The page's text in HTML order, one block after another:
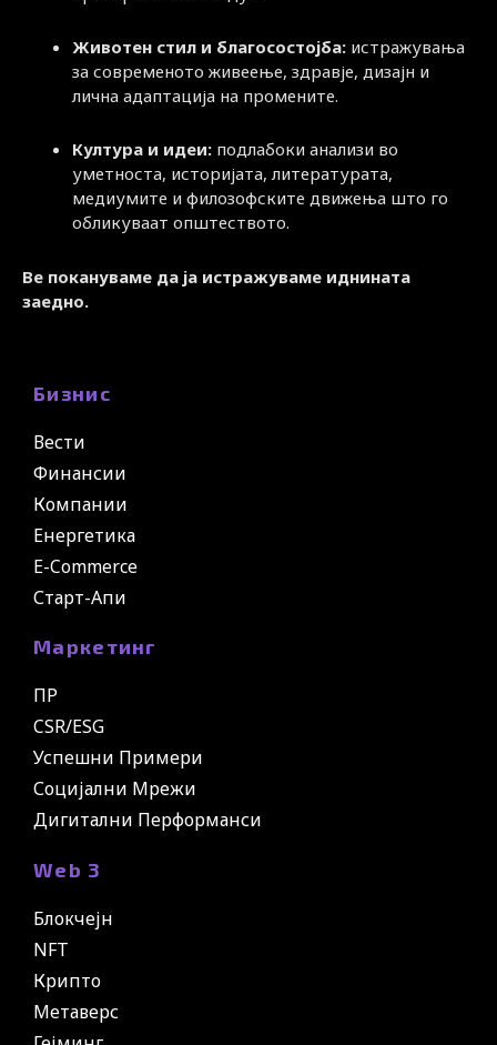
Животен стил и благосостојба: истражувања
за современото живеење, здравје, дизајн и
лична адаптација на промените.
Култура и идеи: подлабоки анализи во
уметноста, историјата, литературата,
медиумите и филозофските движења што го
обликуваат општеството.
Ве покануваме да ја истражуваме иднината
заедно.
Бизнис
Вести
Финансии
Компании
Енергетика
E-Commerce
Старт-Апи
Маркетинг
ПР
CSR/ESG
Успешни Примери
Социјални Мрежи
Дигитални Перформанси
Web 3
Блокчејн
NFT
Крипто
Метаверс